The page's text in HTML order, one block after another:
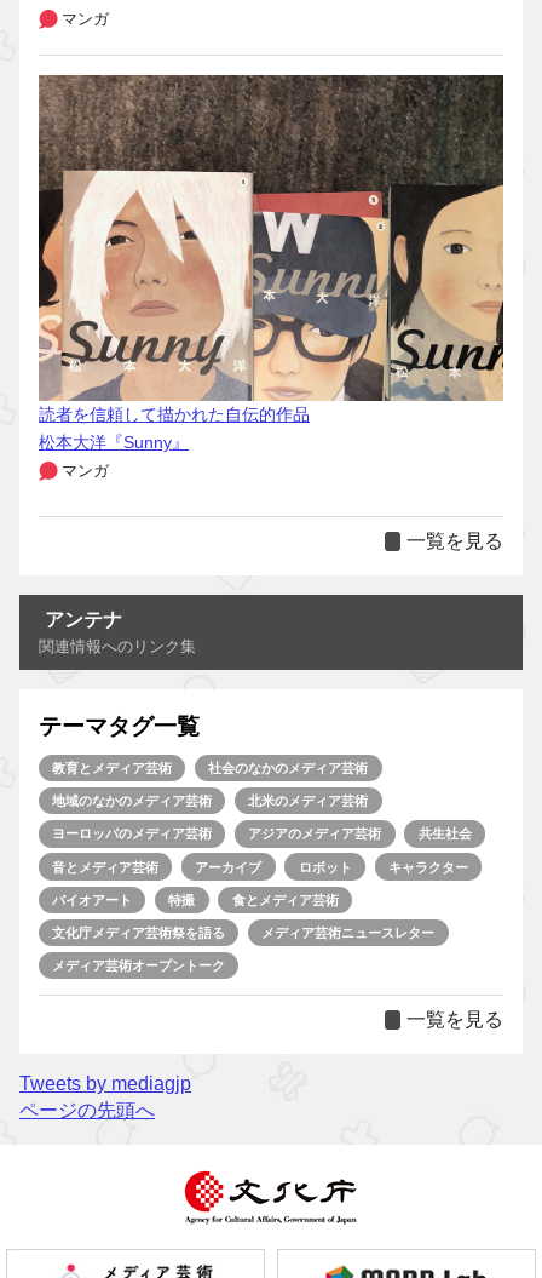
マンガ
読者を信頼して描かれた自伝的作品
松本大洋『Sunny』
マンガ
一覧を見る
アンテナ
関連情報へのリンク集
テーマタグ一覧
教育とメディア芸術 社会のなかのメディア芸術
地域のなかのメディア芸術 北米のメディア芸術
ヨーロッパのメディア芸術 アジアのメディア芸術 共生社会
音とメディア芸術 アーカイブ ロボット キャラクター
バイオアート 特撮 食とメディア芸術
文化庁メディア芸術祭を語る メディア芸術ニュースレター
メディア芸術オープントーク
一覧を見る
Tweets by mediagjp
ページの先頭へ